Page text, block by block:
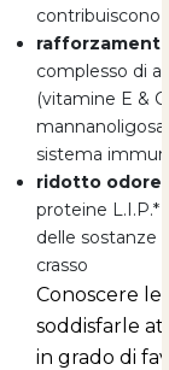
contribuiscono
complesso di
(vitamine E &
sistema
ridotto odore
proteine L.I.P.*
delle sostanze
crasso
Conoscere le
soddisfarle
in grado di